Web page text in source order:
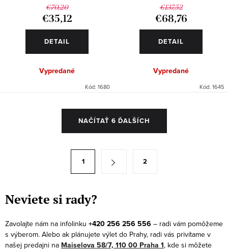
€70,20
€35,12
DETAIL
Vypredané
Kód: 1680
€137,52
€68,76
DETAIL
Vypredané
Kód: 1645
c
i
e
p
NAČÍTAŤ 6 ĎALŠÍCH
á
k
o
1 2
Neviete si rady?
Zavolajte nám na infolinku +420 256 256 556 – radi vám pomôžeme
s výberom. Alebo ak plánujete výlet do Prahy, radi vás privítame v
našej predajni na Maiselova 58/7, 110 00 Praha 1, kde si môžete